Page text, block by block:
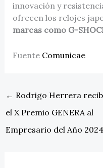
innovación y
ofrecen los relojes
marcas como G-
Fuente Comunicae
← Rodrigo Herrera
el X Premio GENERA al
Empresario del Año 2024